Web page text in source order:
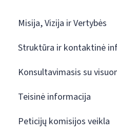
Misija, Vizija ir Vertybės
Struktūra ir kontaktinė
Konsultavimasis su
Teisinė informacija
Peticijų komisijos veikla